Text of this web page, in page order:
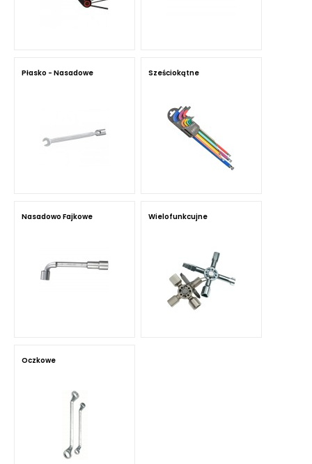
Płasko - Nasadowe Sześciokątne
Nasadowo Fajkowe Wielofunkcujne
Oczkowe